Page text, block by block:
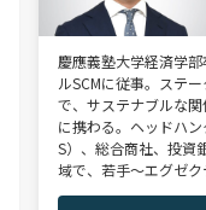
慶應義塾大学経済学
ルSCMに従事。ステ
で、サステナブルな
に携わる。ヘッドハ
S）、総合商社、投資
域で、若手～エグゼク